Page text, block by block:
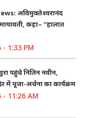
अविमुक्तेश्वरानंद
कहा– “हालात
- 1:33 PM
पहुंचे नितिन नवीन,
में पूजा-अर्चना का कार्यक्रम
- 11:26 AM